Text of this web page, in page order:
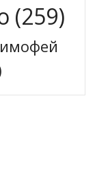
(259)